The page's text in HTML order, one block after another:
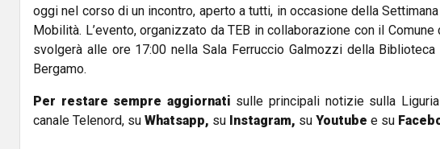
oggi nel corso di un incontro, aperto a tutti, in occasione della
Mobilità. L’evento, organizzato da TEB in collaborazione con il Comune
svolgerà alle ore 17:00 nella Sala Ferruccio Galmozzi della
Bergamo.
Per restare sempre aggiornati sulle principali notizie sulla
canale Telenord, su Whatsapp, su Instagram, su Youtube e su